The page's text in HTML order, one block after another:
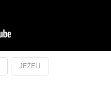
JEŻELI